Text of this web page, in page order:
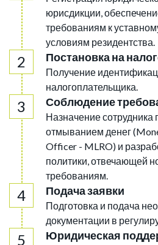
юрисдикции,
требованиям к
условиям резидентства.
Постановка на
Получение
налогоплательщика.
Соблюдение
Назначение сотрудника
отмыванием денег
Officer - MLRO) и
политики, отвечающей
требованиям.
Подача заявки
Подготовка и подача
документации в
Юридическая